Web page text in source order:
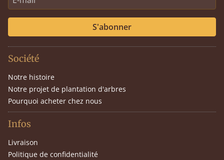
S'abonner
Société
Notre histoire
Notre projet de plantation d'arbres
Pourquoi acheter chez nous
Infos
Livraison
Politique de confidentialité